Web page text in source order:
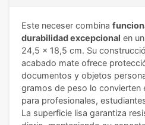
Este neceser combina
durabilidad excepcional en
24,5 x 18,5 cm. Su
acabado mate ofrece
documentos y objetos
gramos de peso lo convierten
para profesionales,
La superficie lisa garantiza